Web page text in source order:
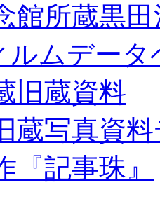
館所蔵黒
ルムデータ
旧蔵資料
蔵写真資
『記事珠』